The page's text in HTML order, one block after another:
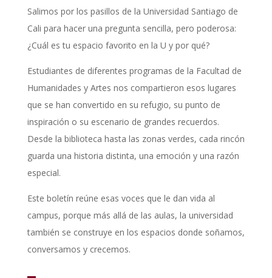
Salimos por los pasillos de la Universidad Santiago de
Cali para hacer una pregunta sencilla, pero poderosa:
¿Cuál es tu espacio favorito en la U y por qué?
Estudiantes de diferentes programas de la Facultad de
Humanidades y Artes nos compartieron esos lugares
que se han convertido en su refugio, su punto de
inspiración o su escenario de grandes recuerdos.
Desde la biblioteca hasta las zonas verdes, cada rincón
guarda una historia distinta, una emoción y una razón
especial.
Este boletín reúne esas voces que le dan vida al
campus, porque más allá de las aulas, la universidad
también se construye en los espacios donde soñamos,
conversamos y crecemos.